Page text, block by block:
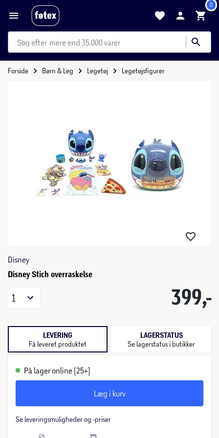
0
mere end 35.000 varer
Forside Børn & Leg Legetøj Legetøjsfigurer
Disney
Disney Stich overraskelse
399,-
1
LEVERING
Få leveret produktet
LAGERSTATUS
Se lagerstatus i butikker
På lager online (25+)
Læg i kurv
Se leveringsmuligheder og -priser